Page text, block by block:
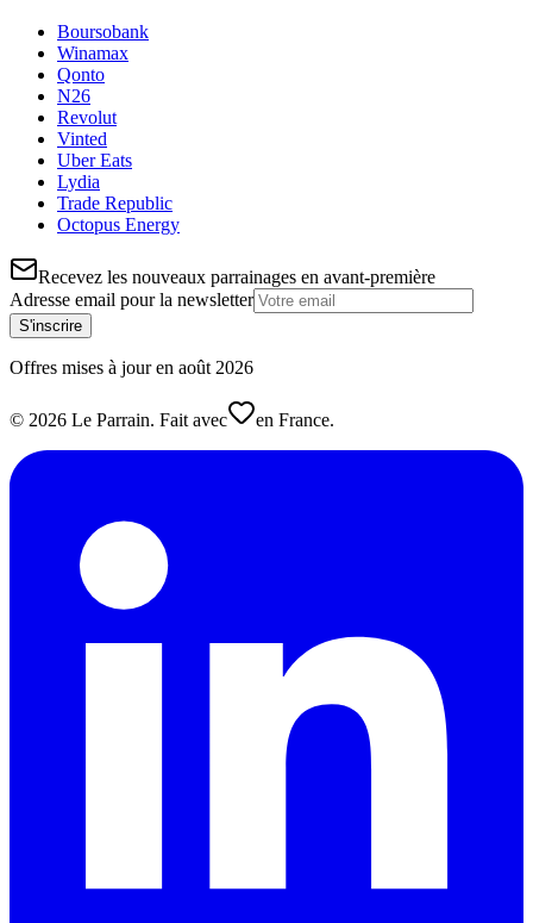
Boursobank
Winamax
Qonto
N26
Revolut
Vinted
Uber Eats
Lydia
Trade Republic
Octopus Energy
Recevez les nouveaux parrainages en avant-première
Adresse email pour la newsletter
S'inscrire
Offres mises à jour en août 2026
© 2026 Le Parrain. Fait avec en France.